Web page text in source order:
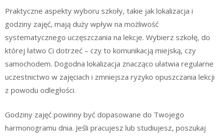
Praktyczne aspekty wyboru szkoły, takie jak lokalizacja i
godziny zajęć, mają duży wpływ na możliwość
systematycznego uczęszczania na lekcje. Wybierz szkołę, do
której łatwo Ci dotrzeć – czy to komunikacją miejską, czy
samochodem. Dogodna lokalizacja znacząco ułatwia regularne
uczestnictwo w zajęciach i zmniejsza ryzyko opuszczania lekcji
z powodu odległości.
Godziny zajęć powinny być dopasowane do Twojego
harmonogramu dnia. Jeśli pracujesz lub studiujesz, poszukaj